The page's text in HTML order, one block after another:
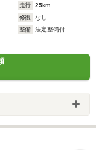
走行 25km
修復
なし
整備
法定整備付